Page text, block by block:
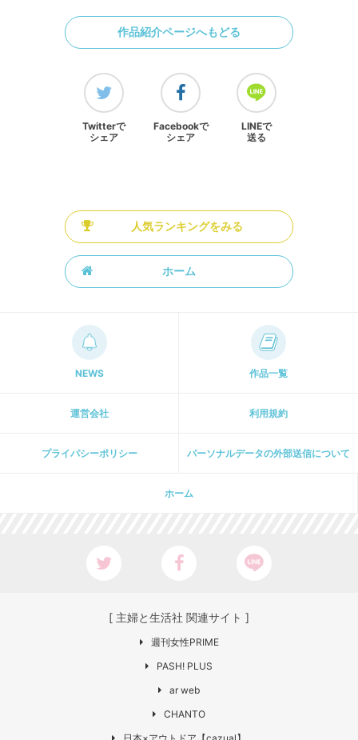
作品紹介ページへもどる
Twitterで
シェア
Facebookで
シェア
LINEで
送る
人気ランキングをみる
ホーム
NEWS 作品一覧
運営会社 利用規約
プライパシーポリシー パーソナルデータの外部送信について
ホーム
[ 主婦と生活社 関連サイト ]
週刊女性PRIME
PASH! PLUS
ar web
CHANTO